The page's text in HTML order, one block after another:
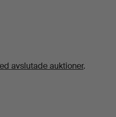
avslutade auktioner.